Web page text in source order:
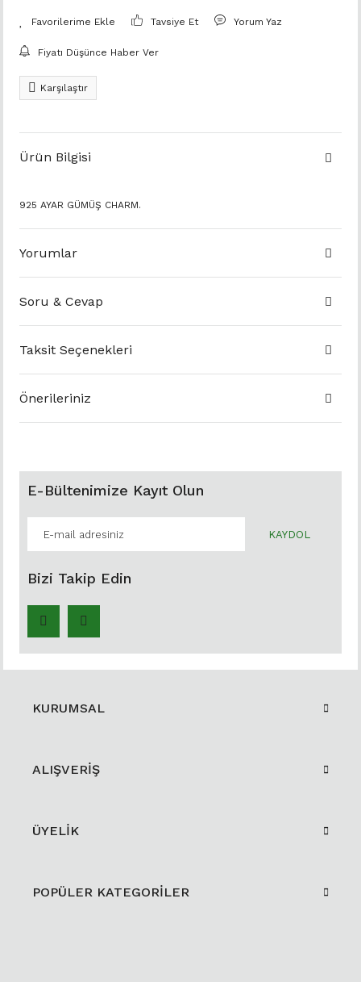
Tavsiye Et Yorum Yaz
Fiyatı Düşünce Haber Ver
Karşılaştır
Ürün Bilgisi
925 AYAR GÜMÜŞ CHARM.
Yorumlar
Soru & Cevap
Taksit Seçenekleri
Önerileriniz
E-Bültenimize Kayıt Olun
KAYDOL
Bizi Takip Edin
KURUMSAL
ALIŞVERİŞ
ÜYELİK
POPÜLER KATEGORİLER